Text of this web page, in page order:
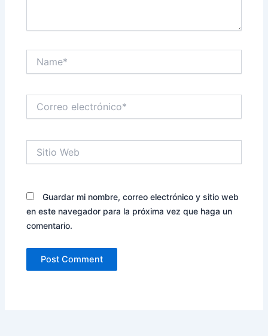
electrónico*
Web
Guardar mi nombre, correo electrónico y sitio web
en este navegador para la próxima vez que haga un
comentario.